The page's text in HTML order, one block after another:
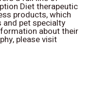
Diet therapeutic
products, which
and pet specialty
about their
please visit